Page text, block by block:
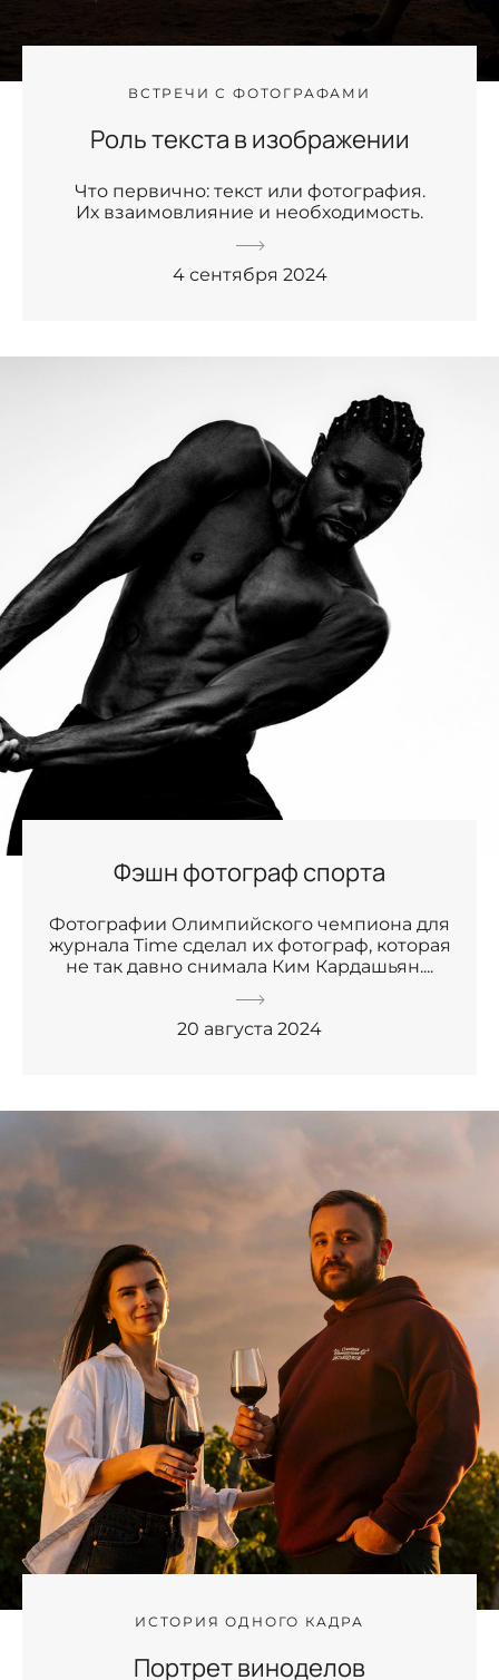
ВСТРЕЧИ С ФОТОГРАФАМИ
Роль текста в изображении
Что первично: текст или фотография.
Их взаимовлияние и необходимость.
4 сентября 2024
Фэшн фотограф спорта
Фотографии Олимпийского чемпиона для
журнала Time сделал их фотограф, которая
не так давно снимала Ким Кардашьян....
20 августа 2024
ИСТОРИЯ ОДНОГО КАДРА
Портрет виноделов